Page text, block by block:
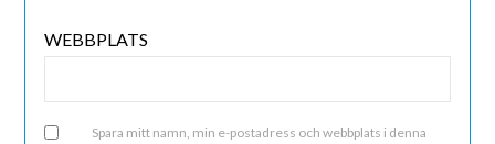
WEBBPLATS
Spara mitt namn, min e-postadress och webbplats i denna